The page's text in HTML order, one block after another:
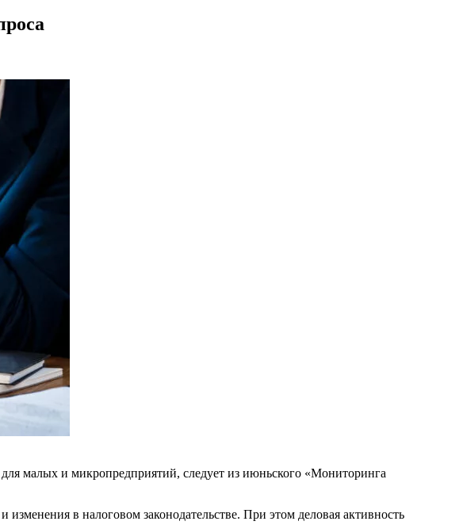
малых и микропредприятий, следует из июньского «Мониторинга
в налоговом законодательстве. При этом деловая активность